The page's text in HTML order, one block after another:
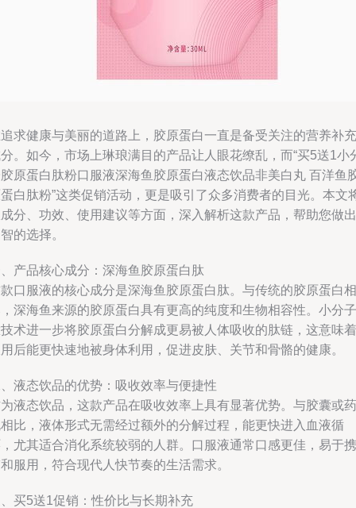
求健康与美丽的道路上，胶原蛋白一直是备受关注的营养补充
。如今，市场上琳琅满目的产品让人眼花缭乱，而“买5送1小
原蛋白肽粉口服液深海鱼胶原蛋白液态饮品非美白丸 百洋鱼
白肽粉”这类促销活动，更是吸引了众多消费者的目光。本文
分、功效、使用建议等方面，深入解析这款产品，帮助您做出
的选择。
产品核心成分：深海鱼胶原蛋白肽
口服液的核心成分是深海鱼胶原蛋白肽。与传统的胶原蛋白相
深海鱼来源的胶原蛋白具有更高的纯度和生物相容性。小分子
术进一步将胶原蛋白分解成更易被人体吸收的肽链，这意味着
后能更快速地被身体利用，促进皮肤、关节和骨骼的健康。
液态饮品的优势：吸收效率与便捷性
液态饮品，这款产品在吸收效率上具有显著优势。与胶囊或药
比，液体形式无需经过额外的分解过程，能更快进入血液循
尤其适合消化系统较弱的人群。口服液通常口感更佳，易于携
服用，符合现代人快节奏的生活需求。
买5送1促销：性价比与长期补充